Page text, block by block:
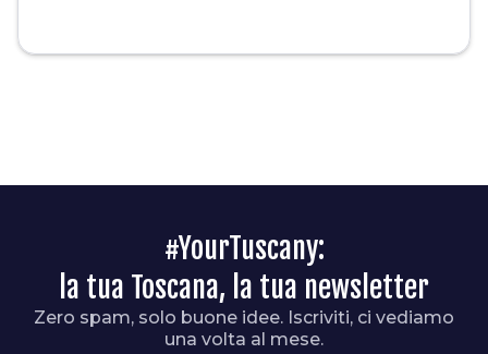
#YourTuscany:
la tua Toscana, la tua newsletter
Zero spam, solo buone idee. Iscriviti, ci vediamo
una volta al mese.